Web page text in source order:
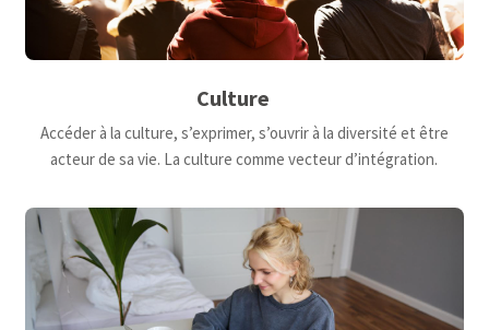
Culture
Accéder à la culture, s’exprimer, s’ouvrir à la diversité et être
acteur de sa vie. La culture comme vecteur d’intégration.